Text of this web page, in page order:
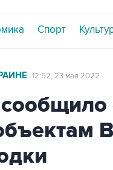
Спорт
12:52, 23 мая 2022